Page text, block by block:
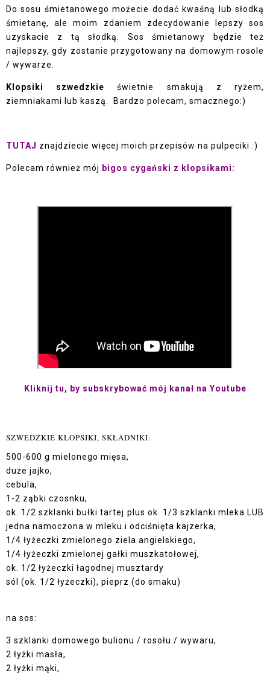
Do sosu śmietanowego możecie dodać kwaśną lub słodką
śmietanę, ale moim zdaniem zdecydowanie lepszy sos
uzyskacie z tą słodką. Sos śmietanowy będzie też
najlepszy, gdy zostanie przygotowany na domowym rosole
/ wywarze.
Klopsiki szwedzkie świetnie smakują z ryżem,
ziemniakami lub kaszą. Bardzo polecam, smacznego:)
TUTAJ znajdziecie więcej moich przepisów na pulpeciki :)
Polecam również mój bigos cygański z klopsikami:
Kliknij tu, by subskrybować mój kanał na Youtube
SZWEDZKIE KLOPSIKI, SKŁADNIKI:
500-600 g mielonego mięsa,
duże jajko,
cebula,
1-2 ząbki czosnku,
ok. 1/2 szklanki bułki tartej plus ok. 1/3 szklanki mleka LUB
jedna namoczona w mleku i odciśnięta kajzerka,
1/4 łyżeczki zmielonego ziela angielskiego,
1/4 łyżeczki zmielonej gałki muszkatołowej,
ok. 1/2 łyżeczki łagodnej musztardy
sól (ok. 1/2 łyżeczki), pieprz (do smaku)
na sos:
3 szklanki domowego bulionu / rosołu / wywaru,
2 łyżki masła,
2 łyżki mąki,